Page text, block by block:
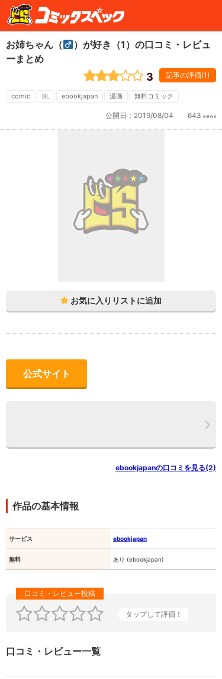
お姉ちゃん（
）が好き（1）の口コミ・レビュ
ーまとめ
3 記事の評価(1)
comic BL ebookjapan 漫画 無料コミック
公開日： 2019/08/04 643 views
公式サイト
ebookjapanの口コミを見る(2)
作品の基本情報
サービス ebookjapan
無料 あり (ebookjapan)
タップして評価！
口コミ・レビュー一覧